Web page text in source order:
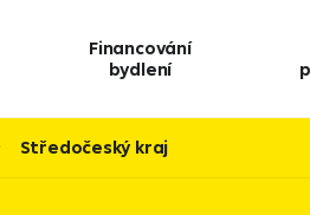
Financování
bydlení
Středočeský kraj